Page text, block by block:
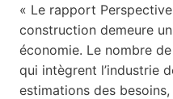
« Le rapport
construction demeure
économie. Le nombre
qui intègrent l’industrie
estimations des